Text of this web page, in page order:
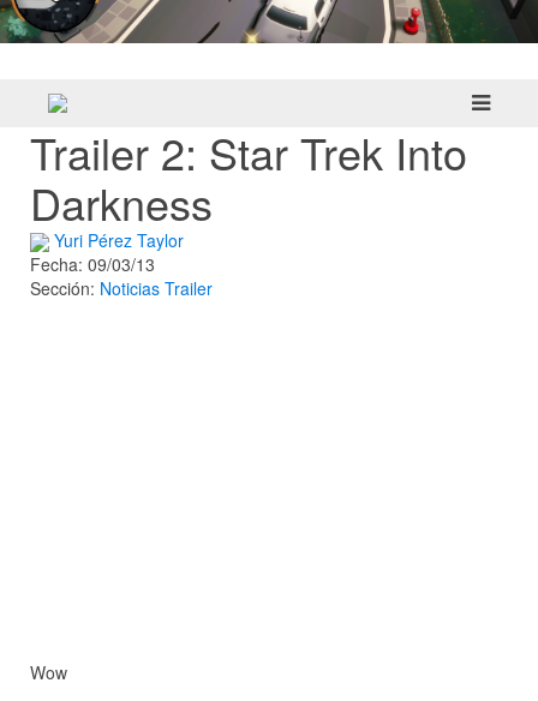
Trailer 2: Star Trek Into
Darkness
Yuri Pérez Taylor
Fecha: 09/03/13
Sección: Noticias Trailer
Wow